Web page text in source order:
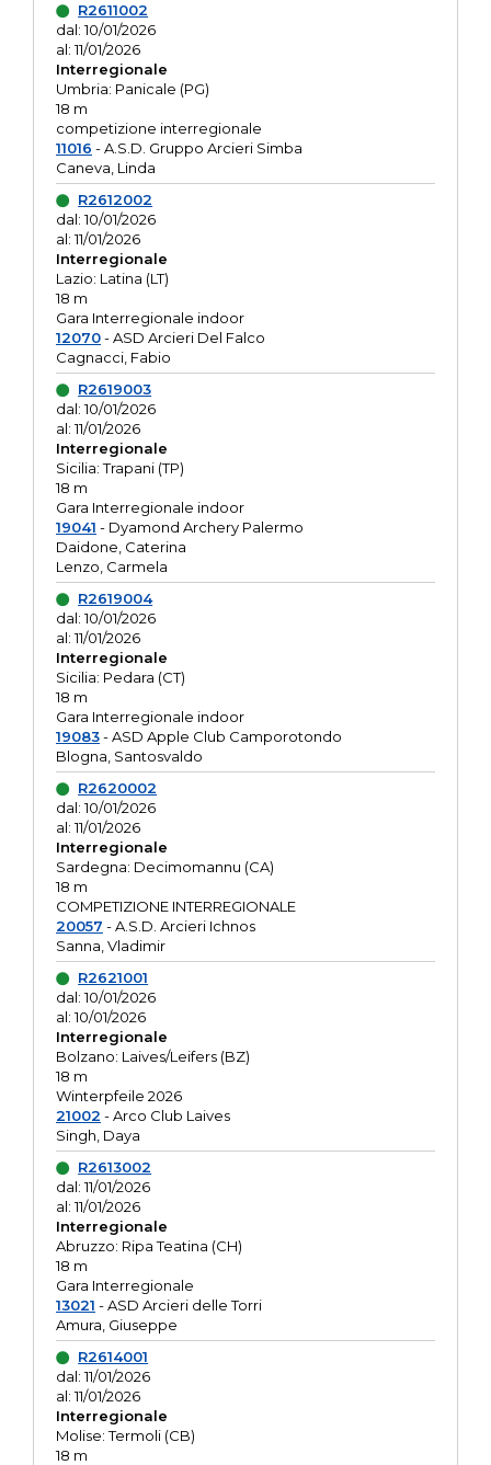
R2611002
dal: 10/01/2026
al: 11/01/2026
Interregionale
Umbria: Panicale (PG)
18 m
competizione interregionale
11016 - A.S.D. Gruppo Arcieri Simba
Caneva, Linda
R2612002
dal: 10/01/2026
al: 11/01/2026
Interregionale
Lazio: Latina (LT)
18 m
Gara Interregionale indoor
12070- ASD Arcieri Del Falco
Cagnacci, Fabio
R2619003
dal: 10/01/2026
al: 11/01/2026
Interregionale
Sicilia: Trapani (TP)
18 m
Gara Interregionale indoor
19041 - Dyamond Archery Palermo
Daidone, Caterina
Lenzo, Carmela
R2619004
dal: 10/01/2026
al: 11/01/2026
Interregionale
Sicilia: Pedara (CT)
18 m
Gara Interregionale indoor
19083- ASD Apple Club Camporotondo
Blogna, Santosvaldo
R2620002
dal: 10/01/2026
al: 11/01/2026
Interregionale
Sardegna: Decimomannu (CA)
18 m
COMPETIZIONE INTERREGIONALE
20057 - A.S.D. Arcieri Ichnos
Sanna, Vladimir
R2621001
dal: 10/01/2026
al: 10/01/2026
Interregionale
Bolzano: Laives/Leifers (BZ)
18 m
Winterpfeile 2026
21002 - Arco Club Laives
Singh, Daya
R2613002
dal: 11/01/2026
al: 11/01/2026
Interregionale
Abruzzo: Ripa Teatina (CH)
18 m
Gara Interregionale
13021 - ASD Arcieri delle Torri
Amura, Giuseppe
R2614001
dal: 11/01/2026
al: 11/01/2026
Interregionale
Molise: Termoli (CB)
18 m